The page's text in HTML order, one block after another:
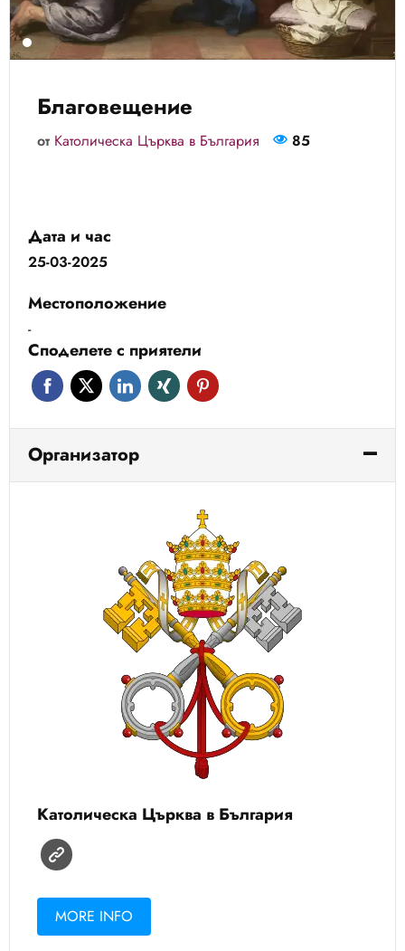
Благовещение
от Католическа Църква в България 85
Дата и час
25-03-2025
Местоположение
-
Споделете с приятели
Организатор
Католическа Църква в България
MORE INFO